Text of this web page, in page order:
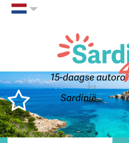
15-daagse
Sardinië